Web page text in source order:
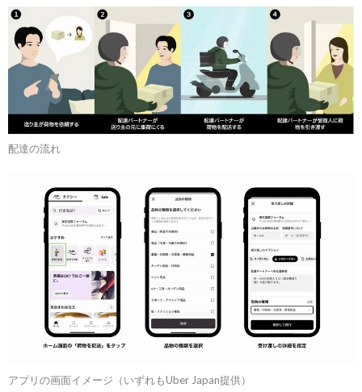
配達の流れ
アプリの画面イメージ（いずれもUber Japan提供）